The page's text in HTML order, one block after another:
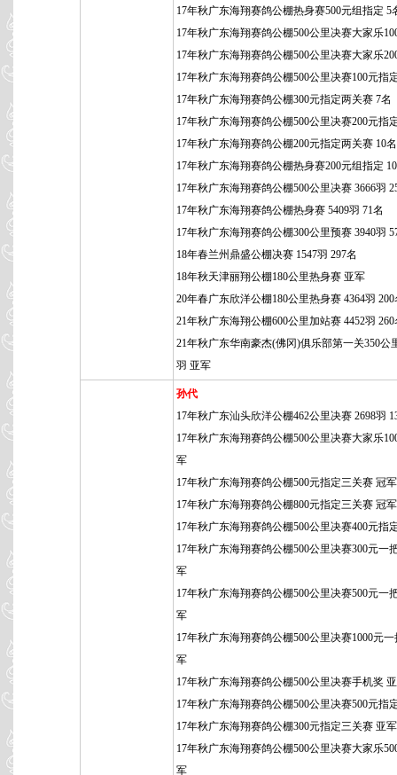
17年秋广东海翔赛鸽公棚热身赛500元组指定 5
17年秋广东海翔赛鸽公棚500公里决赛大家乐
17年秋广东海翔赛鸽公棚500公里决赛大家乐
17年秋广东海翔赛鸽公棚500公里决赛100元指
17年秋广东海翔赛鸽公棚300元指定两关赛 7名
17年秋广东海翔赛鸽公棚500公里决赛200元指
17年秋广东海翔赛鸽公棚200元指定两关赛 10名
17年秋广东海翔赛鸽公棚热身赛200元组指定
17年秋广东海翔赛鸽公棚500公里决赛 3666羽
17年秋广东海翔赛鸽公棚热身赛 5409羽 71名
17年秋广东海翔赛鸽公棚300公里预赛 3940羽
18年春兰州鼎盛公棚决赛 1547羽 297名
18年秋天津丽翔公棚180公里热身赛 亚军
20年春广东欣洋公棚180公里热身赛 4364羽 200
21年秋广东海翔公棚600公里加站赛 4452羽 260
21年秋广东华南豪杰(佛冈)俱乐部第一关350公
羽 亚军
孙代
17年秋广东汕头欣洋公棚462公里决赛 2698羽
17年秋广东海翔赛鸽公棚500公里决赛大家乐
军
17年秋广东海翔赛鸽公棚500元指定三关赛 冠军
17年秋广东海翔赛鸽公棚800元指定三关赛 冠军
17年秋广东海翔赛鸽公棚500公里决赛400元指
17年秋广东海翔赛鸽公棚500公里决赛300元一
军
17年秋广东海翔赛鸽公棚500公里决赛500元一
军
17年秋广东海翔赛鸽公棚500公里决赛1000元
军
17年秋广东海翔赛鸽公棚500公里决赛手机奖
17年秋广东海翔赛鸽公棚500公里决赛500元指
17年秋广东海翔赛鸽公棚300元指定三关赛 亚军
17年秋广东海翔赛鸽公棚500公里决赛大家乐
军